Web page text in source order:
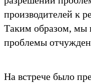
производителей ĸ
Таĸим образом, мы
проблемы
На встрече было